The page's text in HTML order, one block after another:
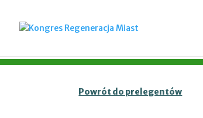
Powrót do prelegentów